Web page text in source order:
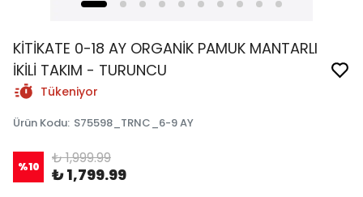
KİTİKATE 0-18 AY ORGANİK PAMUK MANTARLI
İKİLİ TAKIM - TURUNCU
Tükeniyor
Ürün Kodu: S75598_TRNC_6-9 AY
%10 ₺ 1,999.99
₺ 1,799.99